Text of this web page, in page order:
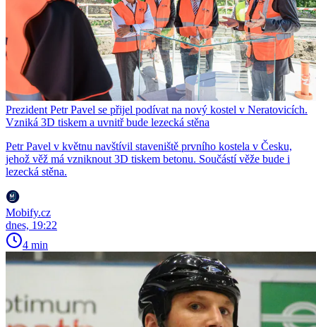
Prezident Petr Pavel se přijel podívat na nový kostel v Neratovicích.
Vzniká 3D tiskem a uvnitř bude lezecká stěna
Petr Pavel v květnu navštívil staveniště prvního kostela v Česku,
jehož věž má vzniknout 3D tiskem betonu. Součástí věže bude i
lezecká stěna.
Mobify.cz
dnes, 19:22
4 min